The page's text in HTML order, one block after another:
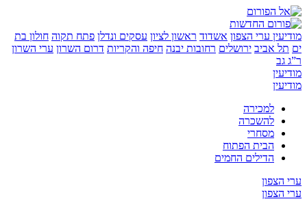
ערי הצפון אשדוד ראשון לציון עסקים ונדלן פתח תקוה חולון בת
תל אביב ירושלים רחובות יבנה חיפה והקריות דרום השרון ערי השרון
גב
למכירה
להשכרה
מסחרי
הבית הפתוח
הדילים החמים
הצפון
הצפון